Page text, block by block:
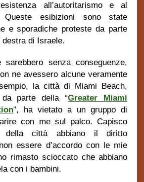
all’autoritarismo e al
Queste esibizioni sono state
e sporadiche proteste da parte
di Israele.
sarebbero senza conseguenze,
ne avessero alcune veramente
la città di Miami Beach,
da parte della “Greater Miami
”, ha vietato a un gruppo di
con me sul palco. Capisco
della città abbiano il diritto
essere d’accordo con le mie
rimasto scioccato che abbiano
con i bambini.